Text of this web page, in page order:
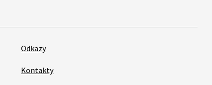
Odkazy
Kontakty